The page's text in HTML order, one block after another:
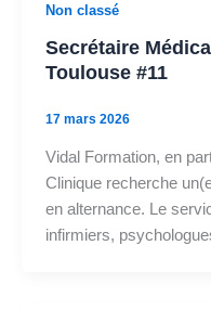
Non classé
Secrétaire
Toulouse #11
17 mars 2026
Vidal Formation, en
Clinique recherche
en alternance. Le
infirmiers,